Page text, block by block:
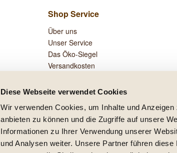
Diese Webseite verwendet Cookies
Wir verwenden Cookies, um Inhalte und
anbieten zu können und die Zugriffe auf unsere
Informationen zu Ihrer Verwendung unserer
und Analysen weiter. Unsere Partner führen
Shop Service
Über uns
Unser Service
Das Öko-Siegel
Versandkosten
* Alle Preise inkl. gesetzl. Mehrwertsteuer zzgl.